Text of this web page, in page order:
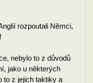
rozpoutali Němci,
nebylo to z důvodů
jako u některých
to z jejich taktiky a